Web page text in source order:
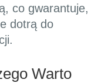
co gwarantuje,
dotrą do
Warto